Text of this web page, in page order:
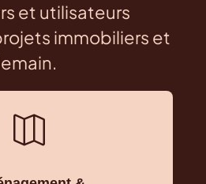
et utilisateurs
immobiliers et
